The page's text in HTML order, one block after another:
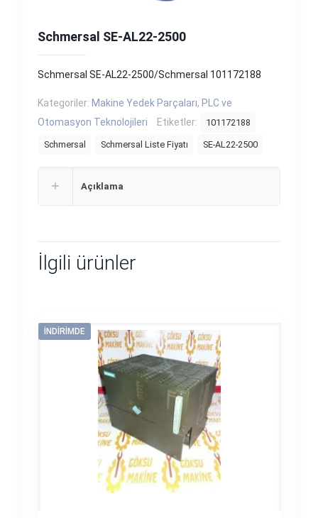
Schmersal SE-AL22-2500
Schmersal SE-AL22-2500/Schmersal 101172188
Kategoriler: Makine Yedek Parçaları, PLC ve
Otomasyon Teknolojileri
Etiketler: 101172188
Schmersal Schmersal Liste Fiyatı SE-AL22-2500
Açıklama
İlgili ürünler
İNDIRIMDE